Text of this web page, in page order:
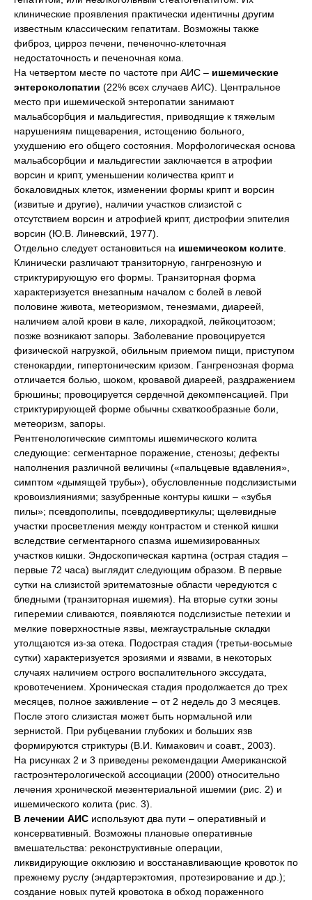
клинические проявления практически идентичны другим
известным классическим гепатитам. Возможны также
фиброз, цирроз печени, печеночно-клеточная
недостаточность и печеночная кома.
На четвертом месте по частоте при АИС – ишемические
энтероколопатии (22% всех случаев АИС). Центральное
место при ишемической энтеропатии занимают
мальабсорбция и мальдигестия, приводящие к тяжелым
нарушениям пищеварения, истощению больного,
ухудшению его общего состояния. Морфологическая основа
мальабсорбции и мальдигестии заключается в атрофии
ворсин и крипт, уменьшении количества крипт и
бокаловидных клеток, изменении формы крипт и ворсин
(извитые и другие), наличии участков слизистой с
отсутствием ворсин и атрофией крипт, дистрофии эпителия
ворсин (Ю.В. Линевский, 1977).
Отдельно следует остановиться на ишемическом колите
Клинически различают транзиторную, гангренозную и
стриктурирующую его формы. Транзиторная форма
характеризуется внезапным началом с болей в левой
половине живота, метеоризмом, тенезмами, диареей,
наличием алой крови в кале, лихорадкой, лейкоцитозом;
позже возникают запоры. Заболевание провоцируется
физической нагрузкой, обильным приемом пищи, приступом
стенокардии, гипертоническим кризом. Гангренозная форма
отличается болью, шоком, кровавой диареей, раздражением
брюшины; провоцируется сердечной декомпенсацией. При
стриктурирующей форме обычны схваткообразные боли,
метеоризм, запоры.
Рентгенологические симптомы ишемического колита
следующие: сегментарное поражение, стенозы; дефекты
наполнения различной величины («пальцевые вдавления»,
симптом «дымящей трубы»), обусловленные подслизистыми
кровоизлияниями; зазубренные контуры кишки – «зубья
пилы»; псевдополипы, псевдодивертикулы; щелевидные
участки просветления между контрастом и стенкой кишки
вследствие сегментарного спазма ишемизированных
участков кишки. Эндоскопическая картина (острая стадия –
первые 72 часа) выглядит следующим образом. В первые
сутки на слизистой эритематозные области чередуются с
бледными (транзиторная ишемия). На вторые сутки зоны
гиперемии сливаются, появляются подслизистые петехии и
мелкие поверхностные язвы, межгаустральные складки
утолщаются из-за отека. Подострая стадия (третьи-восьмые
сутки) характеризуется эрозиями и язвами, в некоторых
случаях наличием острого воспалительного экссудата,
кровотечением. Хроническая стадия продолжается до трех
месяцев, полное заживление – от 2 недель до 3 месяцев.
После этого слизистая может быть нормальной или
зернистой. При рубцевании глубоких и больших язв
формируются стриктуры (В.И. Кимакович и соавт., 2003).
На рисунках 2 и 3 приведены рекомендации Американской
гастроэнтерологической ассоциации (2000) относительно
лечения хронической мезентериальной ишемии (рис. 2) и
ишемического колита (рис. 3).
В лечении АИС используют два пути – оперативный и
консервативный. Возможны плановые оперативные
вмешательства: реконструктивные операции,
ликвидирующие окклюзию и восстанавливающие кровоток по
прежнему руслу (эндартерэктомия, протезирование и др.);
создание новых путей кровотока в обход пораженного